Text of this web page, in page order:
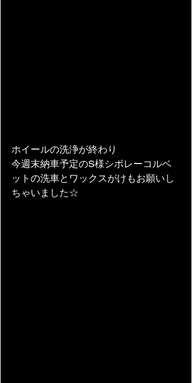
ホイールの洗浄が終わり
今週末納車予定のS様シボレーコルベ
ットの洗車とワックスがけもお願いし
ちゃいました☆